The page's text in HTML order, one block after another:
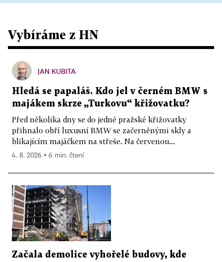
Vybíráme z HN
JAN KUBITA
Hledá se papaláš. Kdo jel v černém BMW s
majákem skrze „Turkovu“ křižovatku?
Před několika dny se do jedné pražské křižovatky
přihnalo obří luxusní BMW se začerněnými skly a
blikajícím majáčkem na střeše. Na červenou...
4. 8. 2026 ▪ 6 min. čtení
Začala demolice vyhořelé budovy, kde